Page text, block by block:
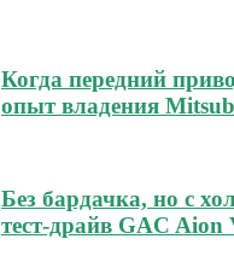
Когда передний
опыт владения
Без бардачка, но с
тест-драйв GAC Aion